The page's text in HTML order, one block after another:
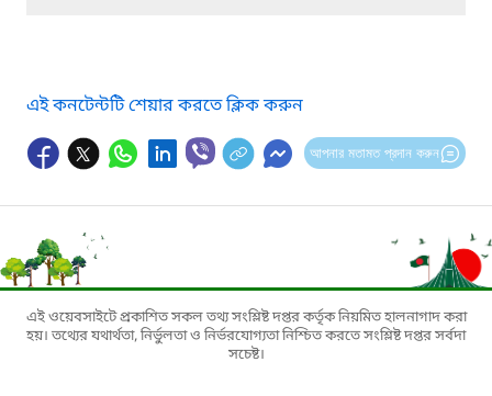
এই কনটেন্টটি শেয়ার করতে ক্লিক করুন
আপনার মতামত প্রদান করুন
এই ওয়েবসাইটে প্রকাশিত সকল তথ্য সংশ্লিষ্ট দপ্তর কর্তৃক নিয়মিত হালনাগাদ করা
হয়। তথ্যের যথার্থতা, নির্ভুলতা ও নির্ভরযোগ্যতা নিশ্চিত করতে সংশ্লিষ্ট দপ্তর সর্বদা
সচেষ্ট।